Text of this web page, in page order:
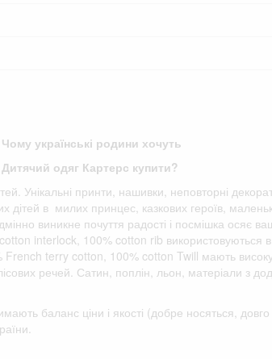
Чому українські родини хочуть
Дитячий одяг Картерс купити?
Унікальні принти, нашивки, неповторні
в милих принцес, казкових героїв,
виникне почуття радості і посмішка осяє
interlock, 100% cotton rib використовуються
terry cotton, 100% cotton Twill мають
речей. Сатин, поплін, льон, матеріали з
баланс ціни і якості (добре носяться,